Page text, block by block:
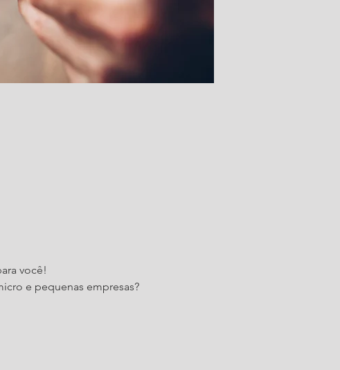
você!
e pequenas empresas?